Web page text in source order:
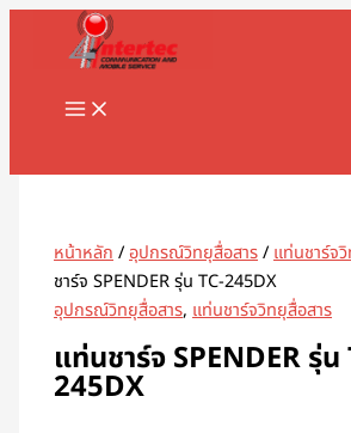
Skip
MAIN
MENU
หน้าหลัก/อุปกรณ์วิทยุสื่อสาร/แท่นชาร์จ
ชาร์จ SPENDER รุ่น TC-245DX
อุปกรณ์วิทยุสื่อสาร,แท่นชาร์จวิทยุสื่อสาร
แท่นชาร์จ SPENDER รุ่น
245DX